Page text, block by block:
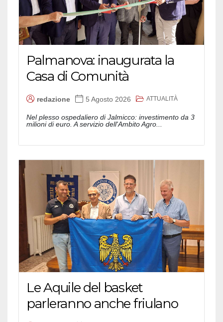
Palmanova: inaugurata la
Casa di Comunità
redazione 5 Agosto 2026 ATTUALITÀ
Nel plesso ospedaliero di Jalmicco: investimento da 3
milioni di euro. A servizio dell'Ambito Agro...
Le Aquile del basket
parleranno anche friulano